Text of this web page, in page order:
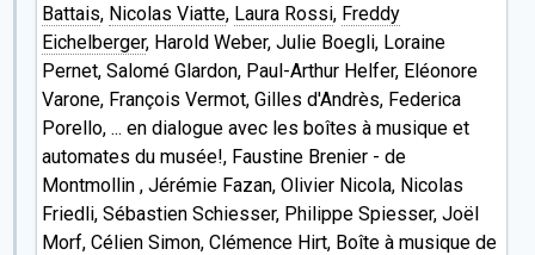
Battais, Nicolas Viatte, Laura Rossi, Freddy
Eichelberger, Harold Weber, Julie Boegli, Loraine
Pernet, Salomé Glardon, Paul-Arthur Helfer, Eléonore
Varone, François Vermot, Gilles d'Andrès, Federica
Porello, ... en dialogue avec les boîtes à musique et
automates du musée!, Faustine Brenier - de
Montmollin , Jérémie Fazan, Olivier Nicola, Nicolas
Friedli, Sébastien Schiesser, Philippe Spiesser, Joël
Morf, Célien Simon, Clémence Hirt, Boîte à musique de